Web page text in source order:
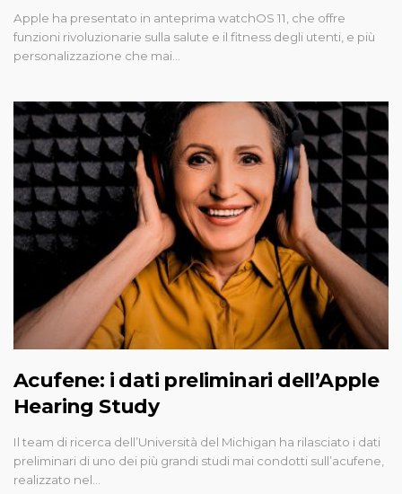
Apple ha presentato in anteprima watchOS 11, che offre
funzioni rivoluzionarie sulla salute e il fitness degli utenti, e più
personalizzazione che mai…
Acufene: i dati preliminari dell’Apple
Hearing Study
Il team di ricerca dell’Università del Michigan ha rilasciato i dati
preliminari di uno dei più grandi studi mai condotti sull’acufene,
realizzato nel…